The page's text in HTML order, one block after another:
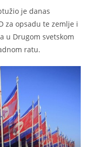
je danas
za opsadu te zemlje i
u Drugom svetskom
ratu.